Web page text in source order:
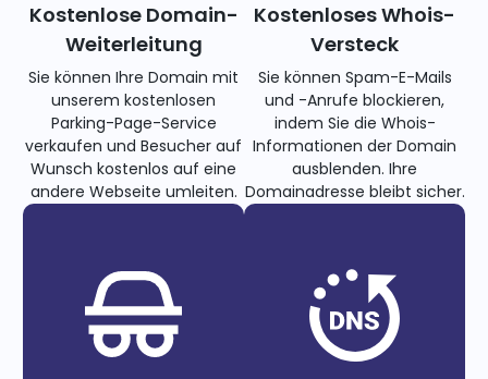
Kostenlose Domain-
Weiterleitung
Sie können Ihre Domain mit
unserem kostenlosen
Parking-Page-Service
verkaufen und Besucher auf
Wunsch kostenlos auf eine
andere Webseite umleiten.
Kostenloses Whois-
Versteck
Sie können Spam-E-Mails
und -Anrufe blockieren,
indem Sie die Whois-
Informationen der Domain
ausblenden. Ihre
Domainadresse bleibt sicher.